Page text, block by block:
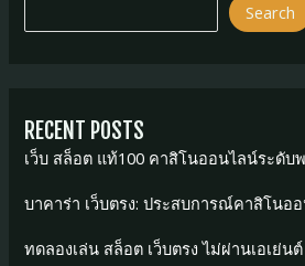
ชั้น
Search
RECENT POSTS
เว็บ สล็อต แท้100 คาสิโนออนไลน์ระดับ
บาคาร่า เว็บตรง: ประสบการณ์คาสิโนอ
ทดลองเล่น สล็อต เว็บตรง ไม่ผ่านเอเย่นต์